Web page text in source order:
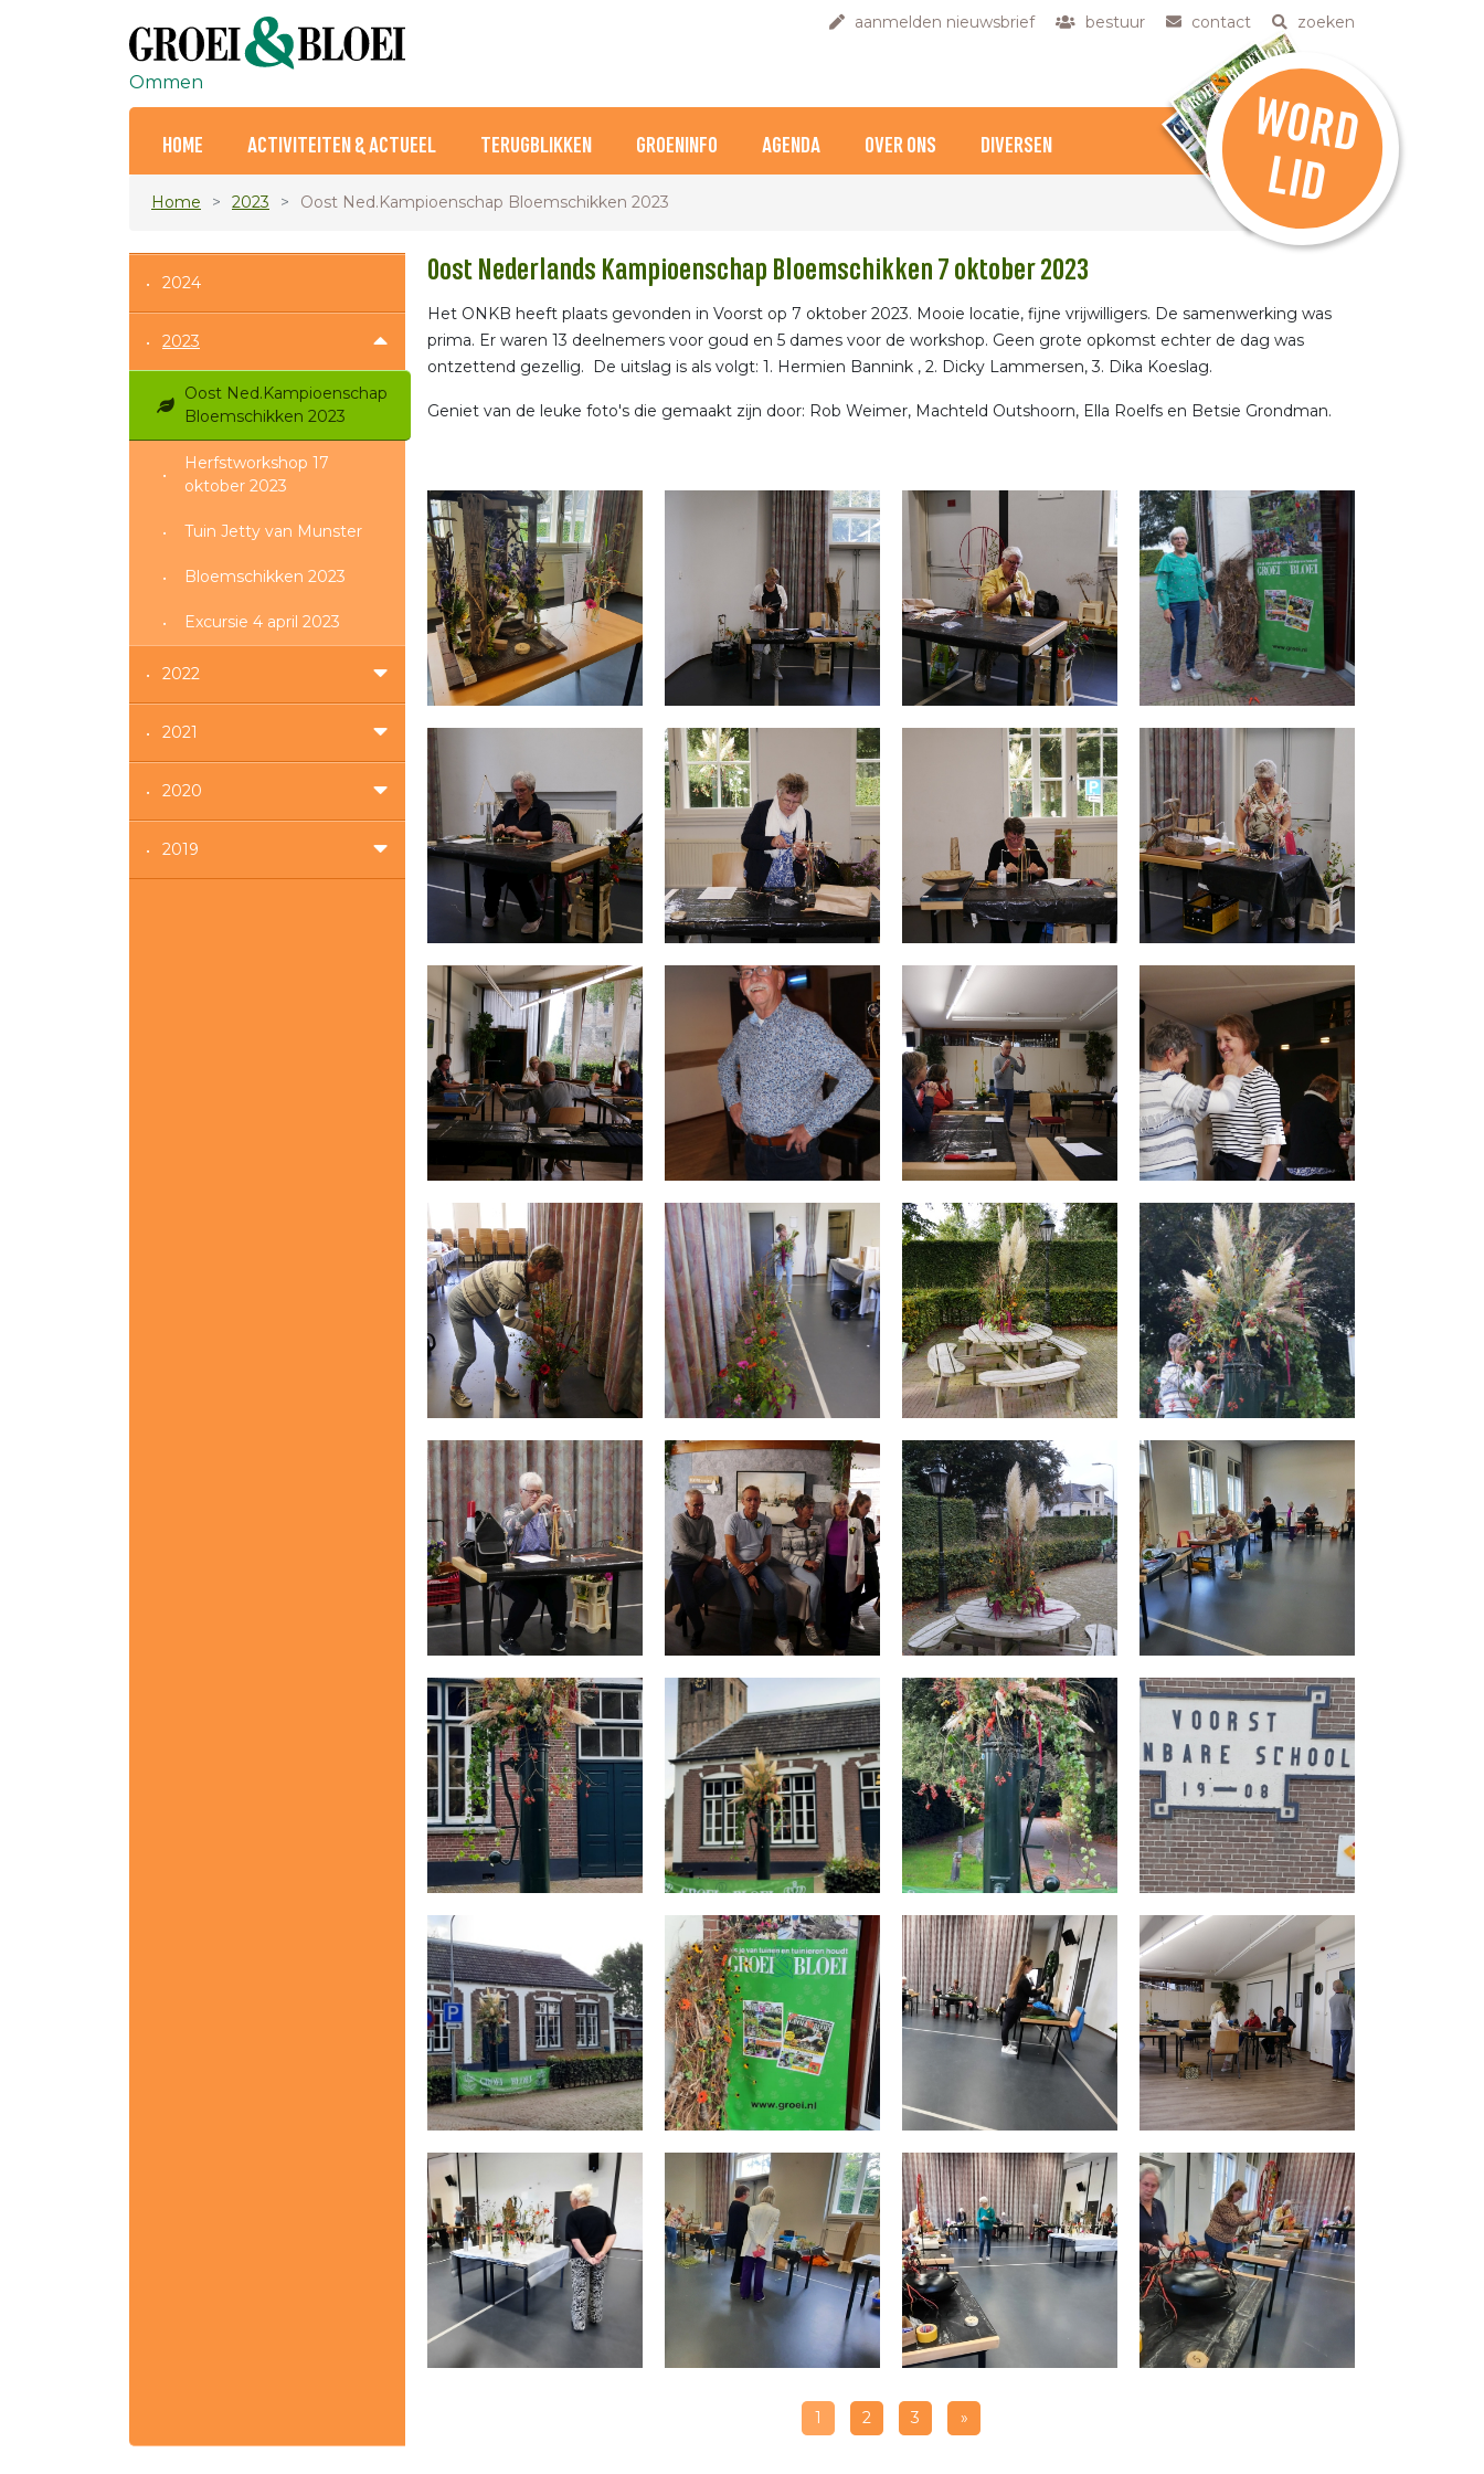
aanmelden nieuwsbrief bestuur contact zoeken
Ommen
HOME ACTIVITEITEN & ACTUEEL TERUGBLIKKEN GROENINFO AGENDA OVER ONS DIVERSEN W
O
R
D
L
ID
Home 2023 Oost Ned.Kampioenschap Bloemschikken 2023
2024
2023
Oost Ned.Kampioenschap
Bloemschikken 2023
Herfstworkshop 17
oktober 2023
Tuin Jetty van Munster
Bloemschikken 2023
Excursie 4 april 2023
2022
2021
2020
2019
Oost Nederlands Kampioenschap Bloemschikken 7 oktober 2023
Het ONKB heeft plaats gevonden in Voorst op 7 oktober 2023. Mooie locatie, fijne vrijwilligers. De samenwerking was
prima. Er waren 13 deelnemers voor goud en 5 dames voor de workshop. Geen grote opkomst echter de dag was
ontzettend gezellig. De uitslag is als volgt: 1. Hermien Bannink , 2. Dicky Lammersen, 3. Dika Koeslag.
Geniet van de leuke foto's die gemaakt zijn door: Rob Weimer, Machteld Outshoorn, Ella Roelfs en Betsie Grondman.
1 2 3 »